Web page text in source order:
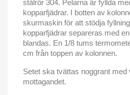
stålrör 304. Pelarna är fyllda
kopparfjädrar. I botten av
skurmaskin för att stödja
kopparfjädrar separeras med
blandas. En 1/8 tums
cm från toppen av kolonnen.
Setet ska tvättas noggrant
mottagandet.